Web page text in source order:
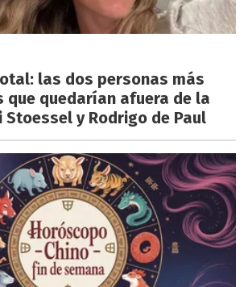
las dos personas más
que quedarían afuera de la
Stoessel y Rodrigo de Paul